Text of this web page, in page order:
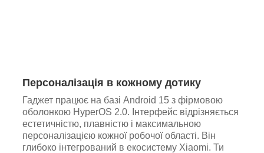
Персоналізація в кожному дотику
Гаджет працює на базі Android 15 з фірмовою
оболонкою HyperOS 2.0. Інтерфейс відрізняється
естетичністю, плавністю і максимальною
персоналізацією кожної робочої області. Він
глибоко інтегрований в екосистему Xiaomi. Ти